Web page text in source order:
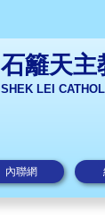
石籬天主
SHEK LEI
內聯網